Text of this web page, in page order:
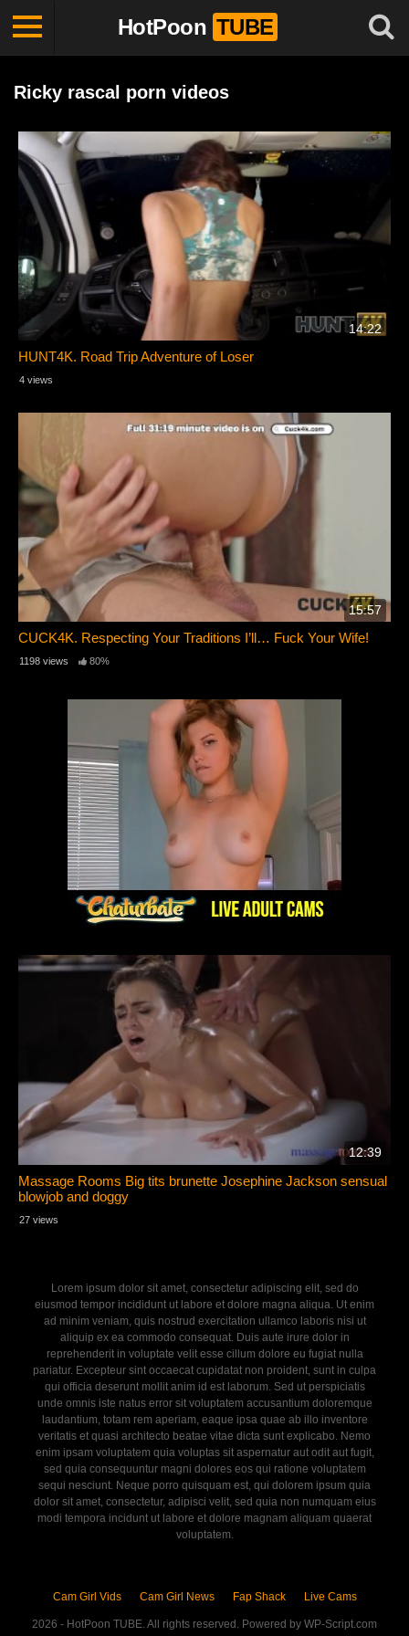
HotPoon TUBE
Ricky rascal porn videos
14:22
HUNT4K. Road Trip Adventure of Loser
4 views
15:57
CUCK4K. Respecting Your Traditions I’ll… Fuck Your Wife!
1198 views 80%
12:39
Massage Rooms Big tits brunette Josephine Jackson sensual
blowjob and doggy
27 views
Lorem ipsum dolor sit amet, consectetur adipiscing elit, sed do
eiusmod tempor incididunt ut labore et dolore magna aliqua. Ut enim
ad minim veniam, quis nostrud exercitation ullamco laboris nisi ut
aliquip ex ea commodo consequat. Duis aute irure dolor in
reprehenderit in voluptate velit esse cillum dolore eu fugiat nulla
pariatur. Excepteur sint occaecat cupidatat non proident, sunt in culpa
qui officia deserunt mollit anim id est laborum. Sed ut perspiciatis
unde omnis iste natus error sit voluptatem accusantium doloremque
laudantium, totam rem aperiam, eaque ipsa quae ab illo inventore
veritatis et quasi architecto beatae vitae dicta sunt explicabo. Nemo
enim ipsam voluptatem quia voluptas sit aspernatur aut odit aut fugit,
sed quia consequuntur magni dolores eos qui ratione voluptatem
sequi nesciunt. Neque porro quisquam est, qui dolorem ipsum quia
dolor sit amet, consectetur, adipisci velit, sed quia non numquam eius
modi tempora incidunt ut labore et dolore magnam aliquam quaerat
voluptatem.
Cam Girl Vids Cam Girl News Fap Shack Live Cams
2026 - HotPoon TUBE. All rights reserved. Powered by WP-Script.com